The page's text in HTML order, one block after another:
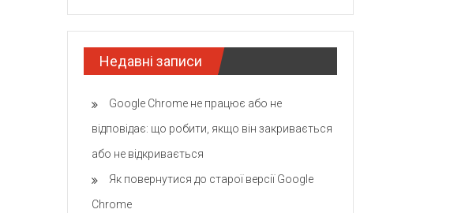
Недавні записи
Google Chrome не працює або не
відповідає: що робити, якщо він закривається
або не відкривається
Як повернутися до старої версії Google
Chrome